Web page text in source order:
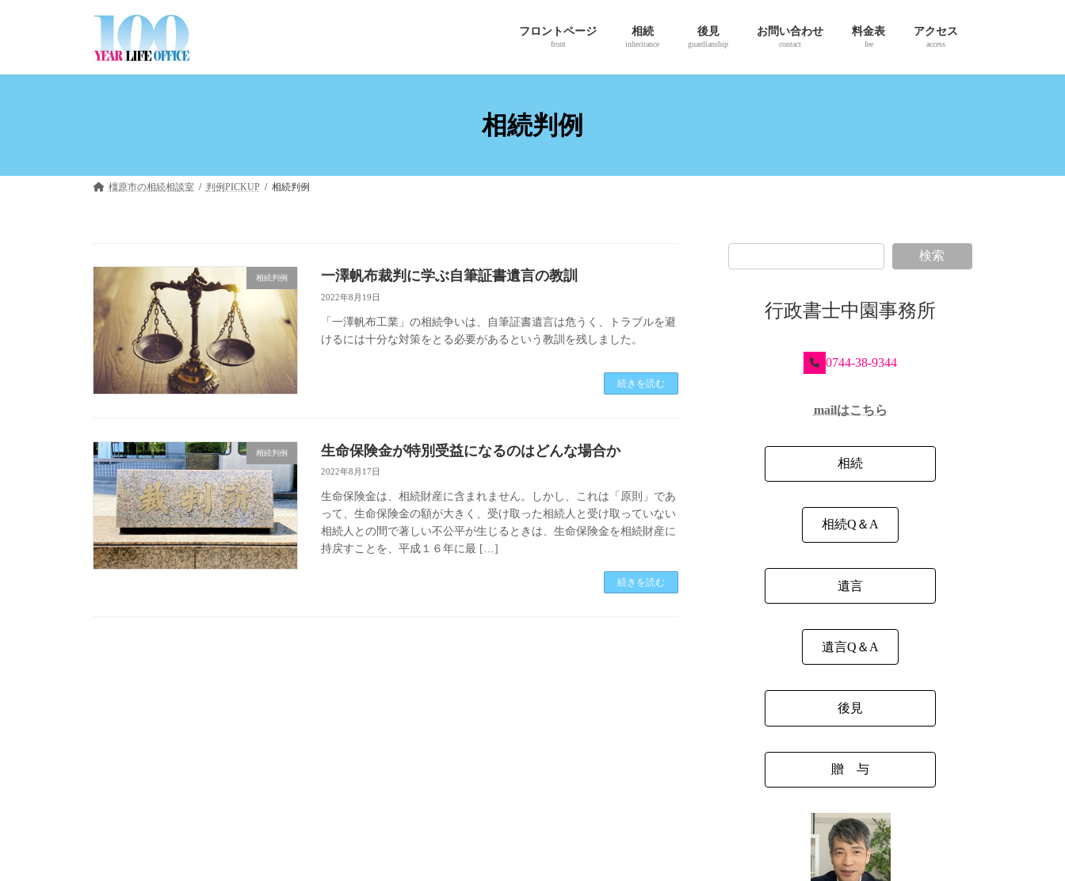
ツ
シ
フロントページ
front
相続
inheritance
後見
guardianship
お問い合わせ
contact
料金表
fee
アクセス
access
相続判例
橿原市の相続相談室 判例PICKUP 相続判例
相続判例 一澤帆布裁判に学ぶ自筆証書遺言の教訓
2022年8月19日
「一澤帆布工業」の相続争いは、自筆証書遺言は危うく、トラブルを避
けるには十分な対策をとる必要があるという教訓を残しました。
続きを読む
相続判例 生命保険金が特別受益になるのはどんな場合か
2022年8月17日
生命保険金は、相続財産に含まれません。しかし、これは「原則」であ
って、生命保険金の額が大きく、受け取った相続人と受け取っていない
相続人との間で著しい不公平が生じるときは、生命保険金を相続財産に
持戻すことを、平成１６年に最 […]
続きを読む
検索
行政書士中園事務所
0744-38-9344
mailはこちら
相続
相続Q＆A
遺言
遺言Q＆A
後見
贈 与